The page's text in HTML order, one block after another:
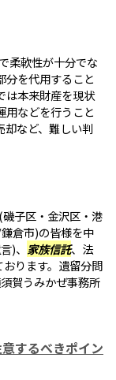
柔軟性が十分でな
分を代用すること
は本来財産を現状
用などを行うこと
却など、難しい判
子区・金沢区・港
倉市)の皆様を中
)、 家族信託、法
ります。遺留分問
賀うみかぜ事務所
するべきポイン